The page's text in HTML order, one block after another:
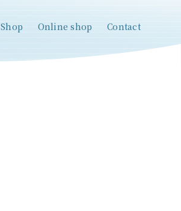
Shop Online shop Contact